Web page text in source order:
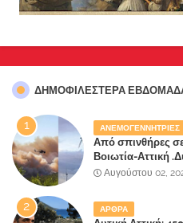
ΔΗΜΟΦΙΛΈΣΤΕΡΑ
ΑΝΕΜΟΓΕΝΝΗΤΡΙΕΣ
Από σπινθήρες
Βοιωτία-Αττική
την λάθος
Αυγούστου 02,
ΑΡΘΡΑ